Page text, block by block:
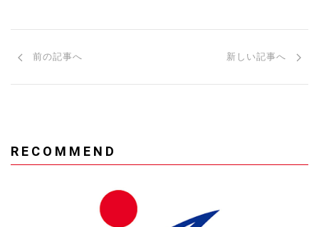
前の記事へ 新しい記事へ
RECOMMEND